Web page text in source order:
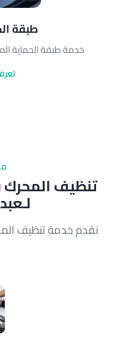
طبقة
خدمة طبقة الحماية
تنظيف المحرك
نقدم خدمة تنظيف